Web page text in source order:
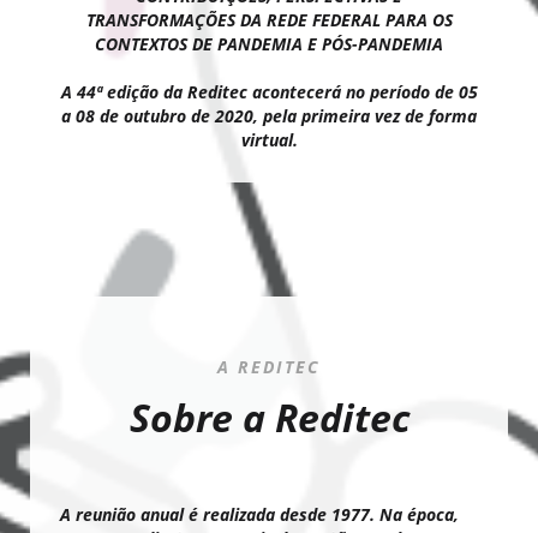
TRANSFORMAÇÕES DA REDE FEDERAL PARA OS
CONTEXTOS DE PANDEMIA E PÓS-PANDEMIA
A 44ª edição da Reditec acontecerá no período de 05
a 08 de outubro de 2020, pela primeira vez de forma
virtual.
A REDITEC
Sobre a Reditec
A reunião anual é realizada desde 1977. Na época,